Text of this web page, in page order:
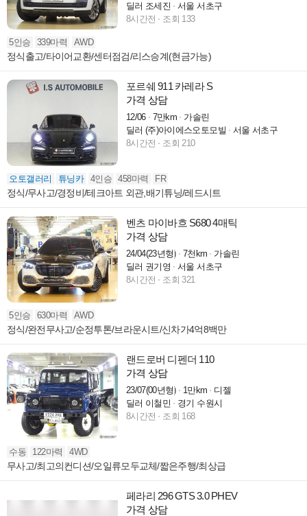
딜러 조세진
서울 서초구
8시간전
조회 133
5인승 339마력 AWD
정식출고/타이어교환/센터점검/리스승계(현금가능)
포르쉐 911 카레라 S
가격 상담
12/06 7만km
가솔린
딜러 (주)아이에스오토모빌
서울 서초구
8시간전
조회 210
오토갤러리 튜닝카 4인승 458마력 FR
정식/무사고/경정비/테크아트 외관,배기튜닝/레드시트
벤츠 마이바흐 S680 4매틱
가격 상담
24/04(23년형) 7천km
가솔린
딜러 권기영
서울 서초구
8시간전
조회 321
5인승 630마력 AWD
정식/완전무사고/순정투톤/브라운시트/신차가4억8백만
랜드로버 디펜더 110
가격 상담
23/07(00년형) 1만km
디젤
딜러 이철민
경기 수원시
8시간전
조회 168
수동 122마력 4WD
무사고/최고의컨디션/오일류모두교체/짧은주행/최상급
페라리 296 GTS 3.0 PHEV
가격 상담